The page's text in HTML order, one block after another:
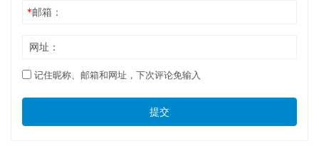
*邮箱：
网址：
记住昵称、邮箱和网址，下次评论免输入
提交